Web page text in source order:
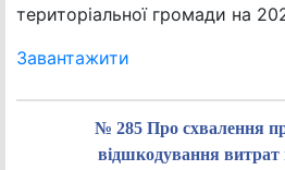
територіальної громади на
Завантажити
№ 285 Про схвалення
відшкодування витрат